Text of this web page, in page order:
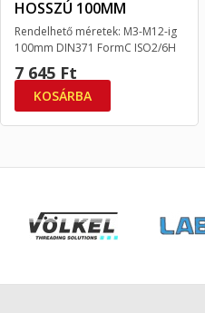
HOSSZÚ 100MM
Rendelhető méretek: M3-M12-ig
100mm DIN371 FormC ISO2/6H
7 645 Ft
KOSÁRBA